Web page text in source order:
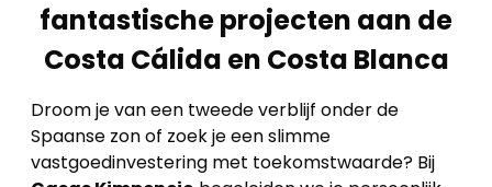
fantastische projecten aan de
Costa Cálida en Costa Blanca
Droom je van een tweede verblijf onder de
Spaanse zon of zoek je een slimme
vastgoedinvestering met toekomstwaarde? Bij